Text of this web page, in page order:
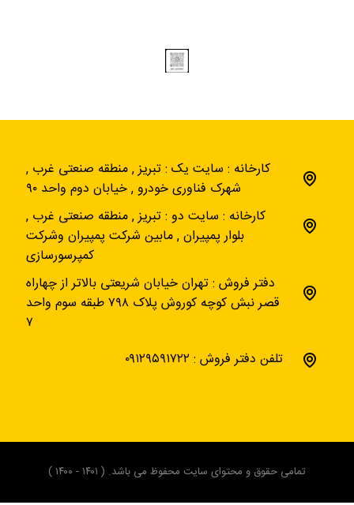
کارخانه : سایت یک : تبریز , منطقه صنعتی غرب ,
شهرک فناوری خودرو , خیابان دوم واحد ۹۰
کارخانه : سایت دو : تبریز , منطقه صنعتی غرب ,
بلوار پمپیران , مابین شرکت پمپیران وشرکت
کمپرسورسازی
دفتر فروش : تهران خیابان شریعتی بالاتر از چهاراه
قصر نبش کوچه کوروش پلاک ۷۹۸ طبقه سوم واحد
۷
تلفن دفتر فروش : ۰۹۱۲۹۵۹۱۷۲۲
تمامی حقوق و محتوای سایت محفوظ می باشد. ( ۱۴۰۱ - ۱۴۰۰ )